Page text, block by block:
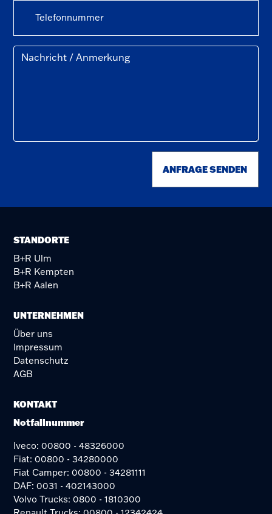
ANFRAGE SENDEN
STANDORTE
B+R Ulm
B+R Kempten
B+R Aalen
UNTERNEHMEN
Über uns
Impressum
Datenschutz
AGB
KONTAKT
Notfallnummer
Iveco: 00800 - 48326000
Fiat: 00800 - 34280000
Fiat Camper: 00800 - 34281111
DAF: 0031 - 402143000
Volvo Trucks: 0800 - 1810300